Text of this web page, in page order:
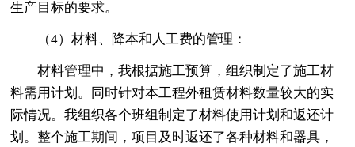
生产目标的要求。
（4）材料、降本和人工费的管理：
材料管理中，我根据施工预算，组织制定了施工材
料需用计划。同时针对本工程外租赁材料数量较大的实
际情况。我组织各个班组制定了材料使用计划和返还计
划。整个施工期间，项目及时返还了各种材料和器具，